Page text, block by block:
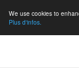
We use cookies to
Plus d'infos.